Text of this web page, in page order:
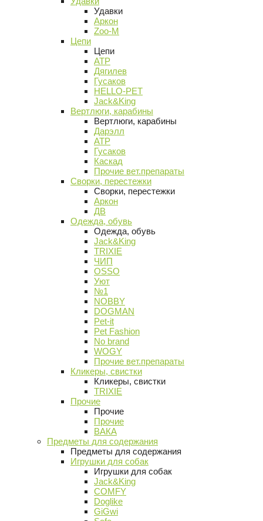
Удавки
Аркон
Zoo-M
Цепи
Цепи
АТР
Дягилев
Гусаков
HELLO-PET
Jack&King
Вертлюги, карабины
Вертлюги, карабины
Дарэлл
АТР
Гусаков
Каскад
Прочие вет.препараты
Сворки, перестежки
Сворки, перестежки
Аркон
ДВ
Одежда, обувь
Одежда, обувь
Jack&King
TRIXIE
ЧИП
OSSO
Уют
№1
NOBBY
DOGMAN
Pet-it
Pet Fashion
No brand
WOGY
Прочие вет.препараты
Кликеры, свистки
Кликеры, свистки
TRIXIE
Прочие
Прочие
Прочие
ВАКА
Предметы для содержания
Предметы для содержания
Игрушки для собак
Игрушки для собак
Jack&King
COMFY
Doglike
GiGwi